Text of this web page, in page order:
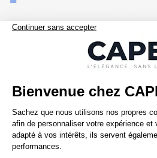
Nos clients aiment aussi